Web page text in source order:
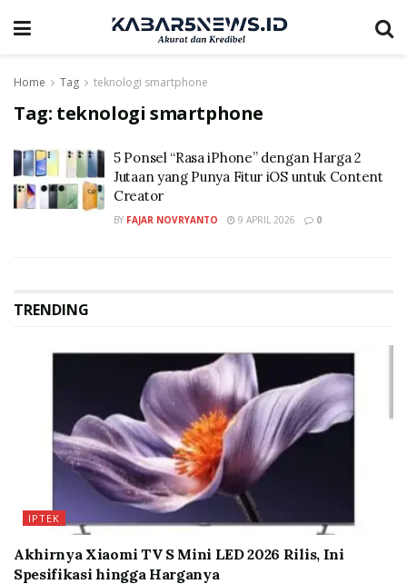
Home Tag teknologi smartphone
Tag: teknologi smartphone
5 Ponsel “Rasa iPhone” dengan Harga 2
Jutaan yang Punya Fitur iOS untuk Content
Creator
BY FAJAR NOVRYANTO 9 APRIL 2026 0
TRENDING
IPTEK
Akhirnya Xiaomi TV S Mini LED 2026 Rilis, Ini
Spesifikasi hingga Harganya